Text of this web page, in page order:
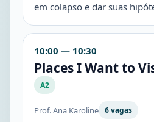
em colapso e dar suas
10:00 — 10:30
Places I Want to
A2
Prof. Ana Karoline 6 vagas